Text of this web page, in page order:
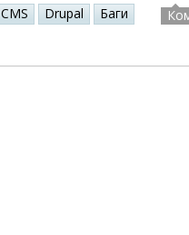
CMS Drupal
Баги